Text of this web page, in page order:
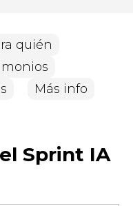
quién
Más info
Sprint IA